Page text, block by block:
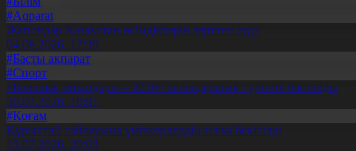
#Aqparat
Жапондар Қазақстан өсімдіктерін зерттеп жүр
04.08.2026, 17:30
#Басты ақпарат
#Спорт
«Болашақ ойындары – 2026» халықаралық турнирі басталды
30.07.2026, 10:01
#Қоғам
Құрылтай сайлауына үміткерлердің тізімі бекітілді
13.07.2026, 20:03